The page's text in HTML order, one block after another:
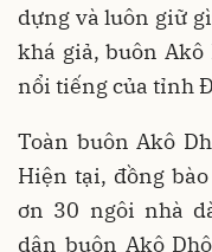
dựng và luôn giữ
khá giả, buôn
nổi tiếng của tỉnh
Toàn buôn Akô
Hiện tại, đồng
ơn 30 ngôi nhà
dân buôn Akô